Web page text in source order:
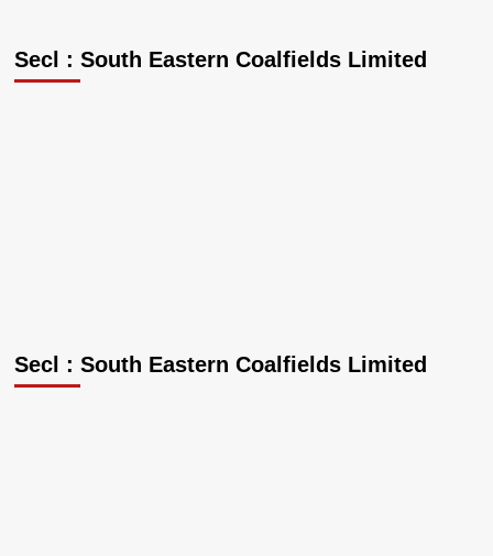
Secl : South Eastern Coalfields Limited
Secl : South Eastern Coalfields Limited